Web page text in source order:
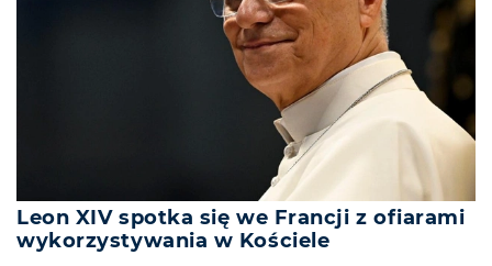
Leon XIV spotka się we Francji z ofiarami
wykorzystywania w Kościele